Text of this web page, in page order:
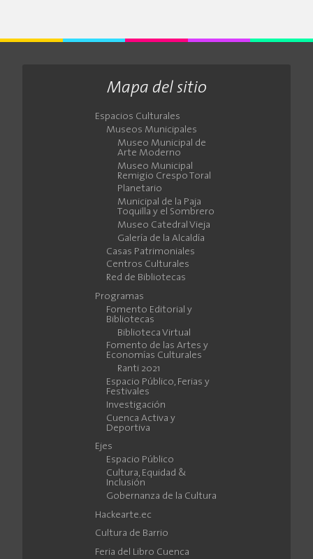
Mapa del sitio
Espacios Culturales
Museos Municipales
Museo Municipal de
Arte Moderno
Museo Municipal
Remigio Crespo Toral
Planetario
Municipal de la Paja
Toquilla y el Sombrero
Museo Catedral Vieja
Galería de la Alcaldía
Casas Patrimoniales
Centros Culturales
Red de Bibliotecas
Programas
Fomento Editorial y
Bibliotecas
Biblioteca Virtual
Fomento de las Artes y
Economías Culturales
Ranti 2021
Espacio Público, Ferias y
Festivales
Investigación
Cuenca Activa y
Deportiva
Ejes
Espacio Público
Cultura, Equidad &
Inclusión
Gobernanza de la Cultura
Hackearte.ec
Cultura de Barrio
Feria del Libro Cuenca